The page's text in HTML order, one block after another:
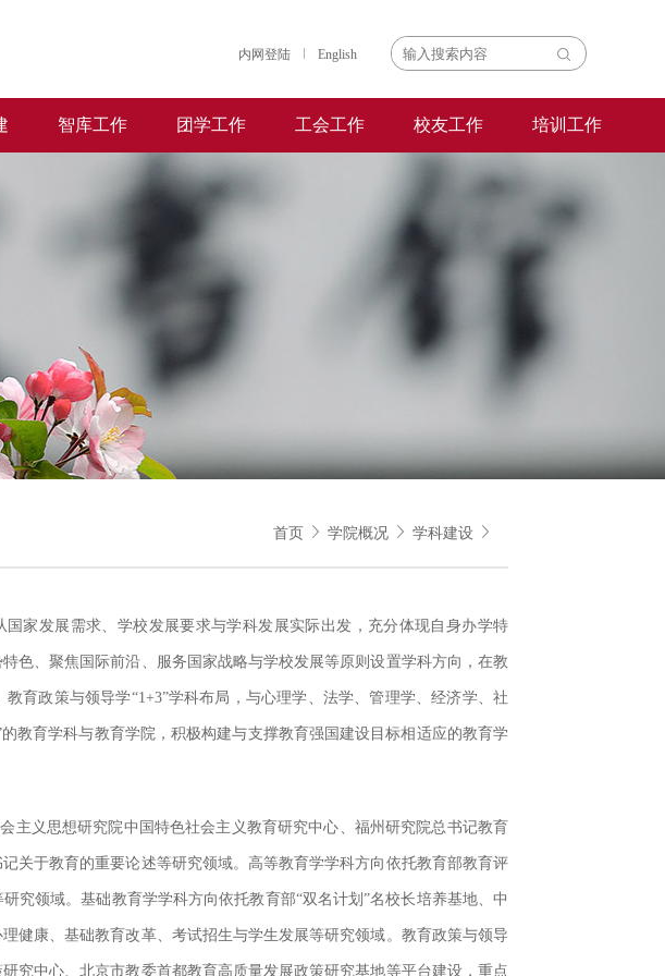
内网登陆 English
智库工作 团学工作 工会工作 校友工作 培训工作
首页 学院概况 学科建设
家发展需求、学校发展要求与学科发展实际出发，充分体现自身办学特
色、聚焦国际前沿、服务国家战略与学校发展等原则设置学科方向，在教
育政策与领导学“1+3”学科布局，与心理学、法学、管理学、经济学、社
教育学科与教育学院，积极构建与支撑教育强国建设目标相适应的教育学
主义思想研究院中国特色社会主义教育研究中心、福州研究院总书记教育
关于教育的重要论述等研究领域。高等教育学学科方向依托教育部教育评
究领域。基础教育学学科方向依托教育部“双名计划”名校长培养基地、中
健康、基础教育改革、考试招生与学生发展等研究领域。教育政策与领导
究中心、北京市教委首都教育高质量发展政策研究基地等平台建设，重点